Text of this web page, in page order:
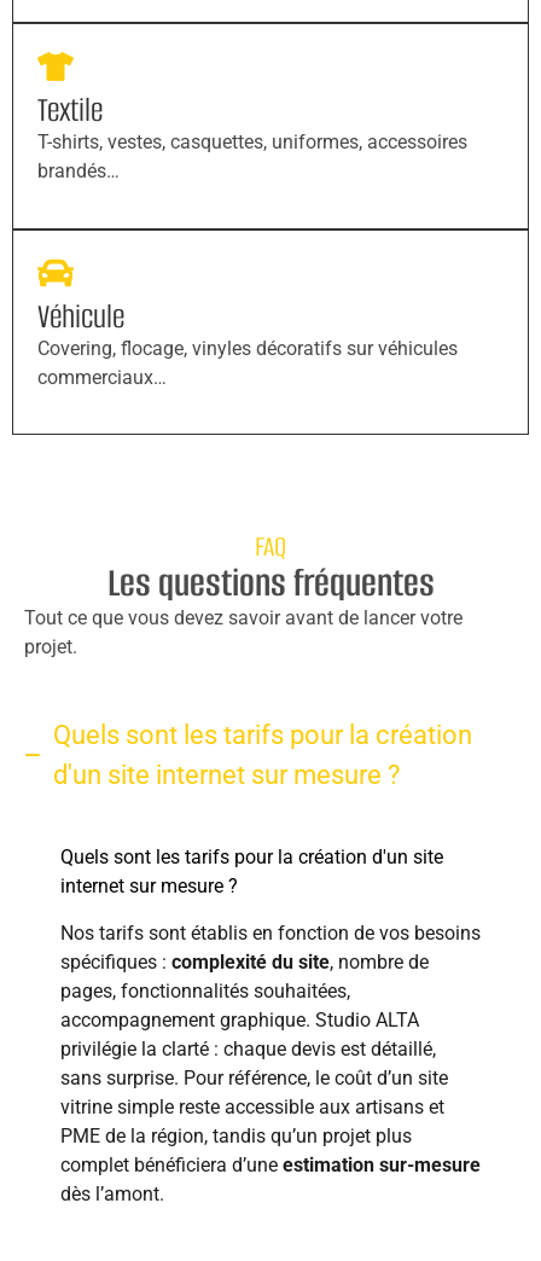
Textile
T-shirts, vestes, casquettes, uniformes, accessoires
brandés…
Véhicule
Covering, flocage, vinyles décoratifs sur véhicules
commerciaux…
FAQ
Les questions fréquentes
Tout ce que vous devez savoir avant de lancer votre
projet.
Quels sont les tarifs pour la création
d'un site internet sur mesure ?
Quels sont les tarifs pour la création d'un site
internet sur mesure ?
Nos tarifs sont établis en fonction de vos besoins
spécifiques : complexité du site, nombre de
pages, fonctionnalités souhaitées,
accompagnement graphique. Studio ALTA
privilégie la clarté : chaque devis est détaillé,
sans surprise. Pour référence, le coût d’un site
vitrine simple reste accessible aux artisans et
PME de la région, tandis qu’un projet plus
complet bénéficiera d’une estimation sur-mesure
dès l’amont.